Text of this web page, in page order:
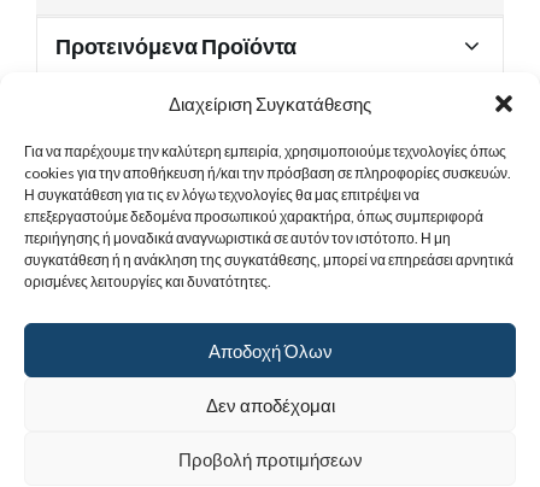
Διαχείριση Συγκατάθεσης
Για να παρέχουμε την καλύτερη εμπειρία, χρησιμοποιούμε τεχνολογίες όπως
cookies για την αποθήκευση ή/και την πρόσβαση σε πληροφορίες συσκευών.
Η συγκατάθεση για τις εν λόγω τεχνολογίες θα μας επιτρέψει να
επεξεργαστούμε δεδομένα προσωπικού χαρακτήρα, όπως συμπεριφορά
περιήγησης ή μοναδικά αναγνωριστικά σε αυτόν τον ιστότοπο. Η μη
συγκατάθεση ή η ανάκληση της συγκατάθεσης, μπορεί να επηρεάσει αρνητικά
ορισμένες λειτουργίες και δυνατότητες.
Αποδοχή Όλων
Δεν αποδέχομαι
Προβολή προτιμήσεων
Προτεινόμενα Προϊόντα
Χρήσιμα Έγγραφα
Sitemap
Στοιχεία Επικοινωνίας
Ιερά Γυναικεία Μονή Αγίας Παρασκευής
Powered by |